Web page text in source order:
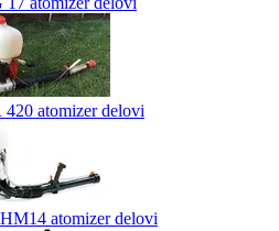
atomizer delovi
atomizer delovi